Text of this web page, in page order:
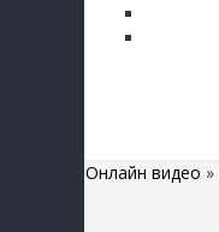
Онлайн видео »